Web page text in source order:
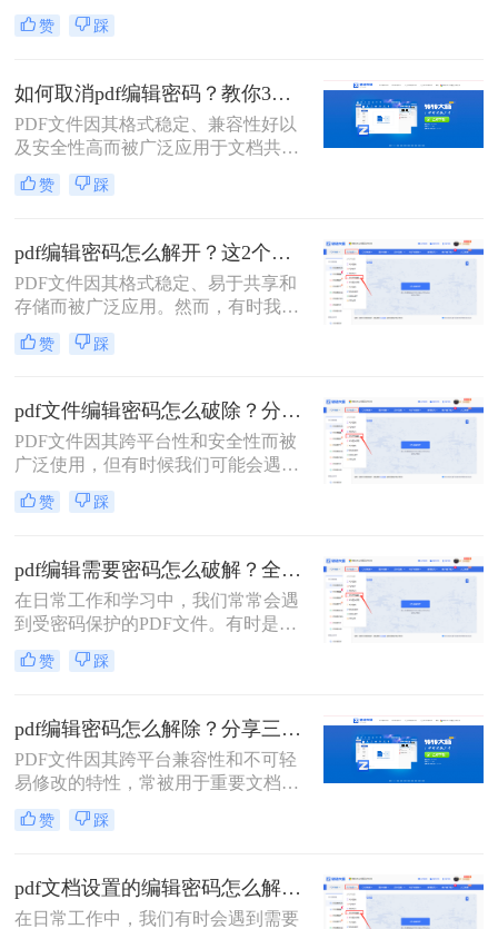
加密，无法转换"？90%的PDF格式转
换失败都源于加密问题！那么PDF加
文将深度解析PDF加密与格式转换的
关系，提供安全、合法、零风险的解
决方案，助你轻松解决这一痛点。内
容基于Adobe官方文档，拒绝第三方
风险工具，让你的PDF转换效率提升
300%！
赞 踩
如何取消pdf编辑密码？教你3个解密方法！
PDF文件因其格式稳定、兼容性好以
及安全性高而被广泛应用于文档共享
和存储。然而，有时我们可能需要取
消PDF文件的编辑密码，以便进行进
编辑密码呢？本文将介绍三种取消
PDF编辑密码的方法。
赞 踩
pdf编辑密码怎么解开？这2个方法帮你实现！
PDF文件因其格式稳定、易于共享和
存储而被广泛应用。然而，有时我们
会遇到需要编辑或修改受密码保护的
PDF文件的情况。那么pdf编辑密码怎
编辑密码的方法。
赞 踩
pdf文件编辑密码怎么破除？分享两种方法详解！
PDF文件因其跨平台性和安全性而被
广泛使用，但有时候我们可能会遇到
设置了编辑密码的PDF文件，这限制
了我们对文件的编辑和修改。那么pdf
绍两种破除PDF文件编辑密码的方
法。
赞 踩
pdf编辑需要密码怎么破解？全面指南与高效方法详解！
在日常工作和学习中，我们常常会遇
到受密码保护的PDF文件。有时是因
为时间久远忘记了密码，有时是接收
了来自同事或客户的加密文件却未能
PDF密码的需求确实存在。那么pdf编
辑需要密码怎么破解呢？
赞 踩
pdf编辑密码怎么解除？分享三种实用方法！
PDF文件因其跨平台兼容性和不可轻
易修改的特性，常被用于重要文档的
存储和传输。然而，当PDF文件被设
置了编辑密码时，我们就需要采取一
么pdf编辑密码怎么解除呢？本文将介
绍三种解除PDF编辑密码的方法。
赞 踩
pdf文档设置的编辑密码怎么解除？分享二种常用解除方式！
在日常工作中，我们有时会遇到需要